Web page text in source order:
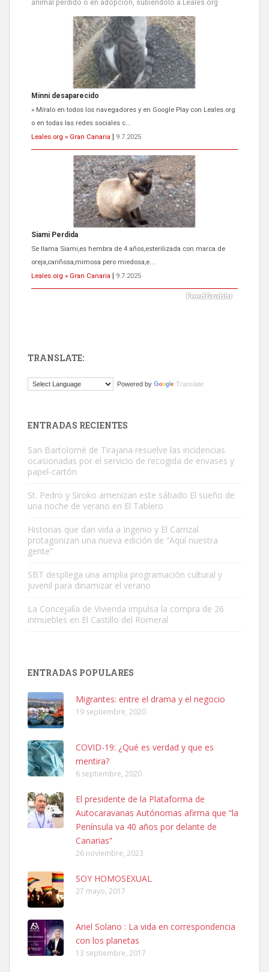
animal perdido o en adopción, subiéndolo a Leales.org
Siami Perdida
Se llama Siami,es hembra de 4 años,esterilizada con marca de
oreja,cariñosa,mimosa pero miedosa,e...
Leales.org » Gran Canaria
9.7.2025
ADOPCIÓN URGENTE GATA TEROR GRAN CANARIA
El ayuntamiento se va a llevar a Los Gatos callejeros de la zona los
próximos días, ella incluida...
Leales.org » Gran Canaria
9.7.2025
Este gato macho ha aparecido en la calle hace menos de un mes,
Busco adopción responsable para mi perra. Pastor alemán,
hembra, 4 años. Por motivos personales ...
Leales.org » Gran Canaria
Leales.org » Gran Canaria
Ninfa perdida
El día 5 se los perdió una ninfa papillera, asustada tiene miedo a la
calle, se perdió por la zon...
Leales.org » Gran Canaria
6.7.2025
Adopcion
Busco casa de acogida para mi perrita ya que por temas de trabajo
no la puedo tener. Solo gente r...
TRANSLATE:
Powered by Translate
ENTRADAS RECIENTES
San Bartolomé de Tirajana resuelve las incidencias
ocasionadas por el servicio de recogida de envases y
papel-cartón
St. Pedro y Siroko amenizan este sábado El sueño de
una noche de verano en El Tablero
Historias que dan vida a Ingenio y El Carrizal
protagonizan una nueva edición de “Aquí nuestra
gente”
SBT despliega una amplia programación cultural y
juvenil para dinamizar el verano
La Concejalía de Vivienda impulsa la compra de 26
inmuebles en El Castillo del Romeral
ENTRADAS POPULARES
Migrantes: entre el drama y el negocio
19 septiembre, 2020
COVID-19: ¿Qué es verdad y que es
mentira?
6 septiembre, 2020
El presidente de la Plataforma de
Autocaravanas Autónomas afirma que “la
Península va 40 años por delante de
Canarias”
26 noviembre, 2023
SOY HOMOSEXUAL
27 mayo, 2017
Ariel Solano : La vida en correspondencia
con los planetas
13 septiembre, 2017